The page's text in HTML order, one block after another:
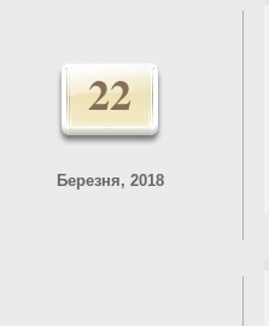
22
Березня, 2018